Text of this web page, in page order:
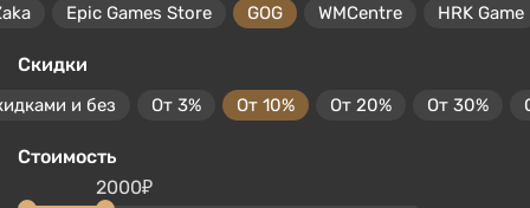
Epic Games Store GOG WMCentre HRK Game
Скидки
и без От 3% От 10% От 20% От 30%
Стоимость
2000₽